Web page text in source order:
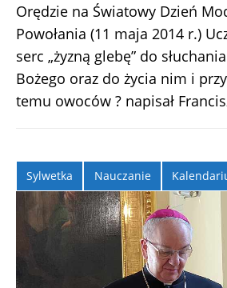
Orędzie na Światowy Dzień
Powołania (11 maja 2014 r.)
serc „żyzną glebę” do
Bożego oraz do życia nim i
temu owoców ? napisał
Sylwetka Nauczanie